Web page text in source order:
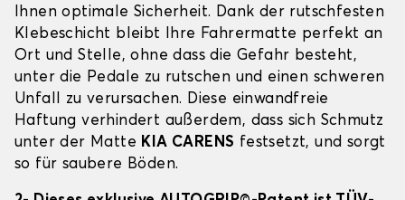
Ihnen optimale Sicherheit. Dank der rutschfesten
Klebeschicht bleibt Ihre Fahrermatte perfekt an
Ort und Stelle, ohne dass die Gefahr besteht,
unter die Pedale zu rutschen und einen schweren
Unfall zu verursachen. Diese einwandfreie
Haftung verhindert außerdem, dass sich Schmutz
unter der Matte KIA CARENS festsetzt, und sorgt
so für saubere Böden.